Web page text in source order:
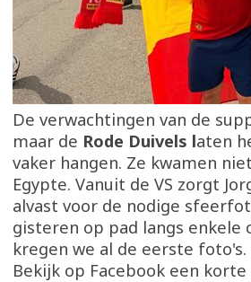
De verwachtingen van de
maar de Rode Duivels laten
vaker hangen. Ze kwamen
Egypte. Vanuit de VS zorgt
alvast voor de nodige
gisteren op pad langs enkele
kregen we al de eerste foto's.
Bekijk op Facebook een korte